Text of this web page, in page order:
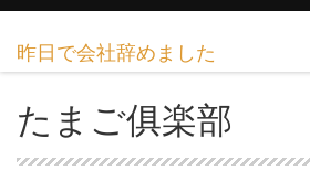
昨日で会社辞めました
たまご俱楽部